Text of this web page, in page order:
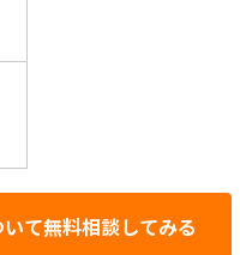
て無料相談してみる